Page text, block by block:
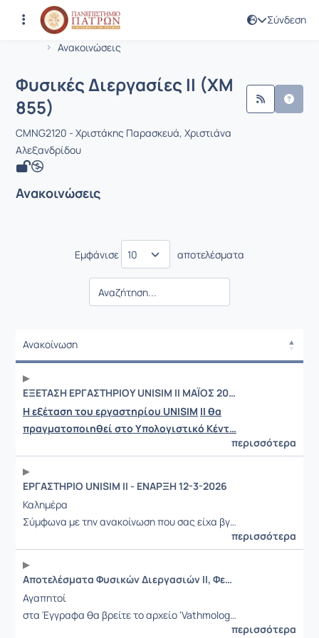
Σύνδεση
Αρχική Σελίδα
Ανακοινώσεις
Μάθημα : Φυσικές Διεργασίες ΙΙ (ΧΜ
Κωδικός : CMNG2120
Φυσικές Διεργασίες ΙΙ (ΧΜ
855)
CMNG2120 - Χριστάκης Παρασκευά, Χριστιάνα
Αλεξανδρίδου
Ανακοινώσεις
Εμφάνισε αποτελέσματα
Ανακοίνωση
ΕΞΕΤΑΣΗ ΕΡΓΑΣΤΗΡΙΟΥ UNISIM II MAΪΟΣ 2026
Η εξέταση του εργαστηρίου UNISIM II θα
πραγματοποιηθεί στο Υπολογιστικό Κέντ…
περισσότερα
ΕΡΓΑΣΤΗΡΙΟ UNISIM II - ΕΝΑΡΞΗ 12-3-2026
Καλημέρα
Σύμφωνα με την ανακοίνωση που σας είχα βγ…
περισσότερα
Αποτελέσματα Φυσικών Διεργασιών ΙΙ, Φεβρουάριος 2026
Αγαπητοί
στα Έγγραφα θα βρείτε το αρχείο 'Vathmolog…
περισσότερα